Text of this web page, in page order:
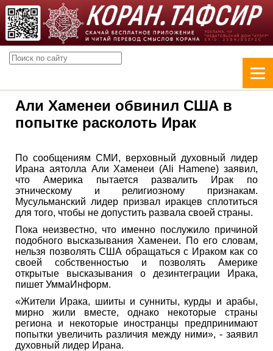
Али Хаменеи обвинил США в
попытке расколоть Ирак
По сообщениям СМИ, верховный духовный лидер
Ирана аятолла Али Хаменеи (Ali Hamene) заявил,
что Америка пытается развалить Ирак по
этническому и религиозному признакам.
Мусульманский лидер призвал иракцев сплотиться
для того, чтобы не допустить развала своей страны.
Пока неизвестно, что именно послужило причиной
подобного высказывания Хаменеи. По его словам,
нельзя позволять США обращаться с Ираком как со
своей собственностью и позволять Америке
открытые высказывания о дезинтеграции Ирака,
пишет УммаИнформ.
«Жители Ирака, шииты и сунниты, курды и арабы,
мирно жили вместе, однако некоторые страны
региона и некоторые иностранцы предпринимают
попытки увеличить различия между ними», - заявил
духовный лидер Ирана.